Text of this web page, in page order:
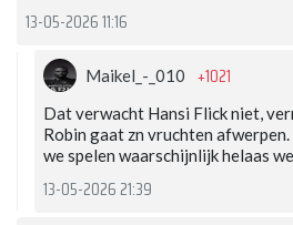
13-05-2026 11:16
Maikel_-_010 +1021
Dat verwacht Hansi Flick niet,
Robin gaat zn vruchten
we spelen waarschijnlijk helaas
13-05-2026 21:39